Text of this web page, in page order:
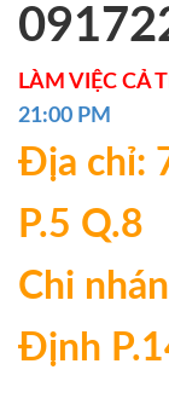
LÀM VIỆC CẢ
21:00 PM
Địa chỉ:
P.5 Q.8
Chi
Định